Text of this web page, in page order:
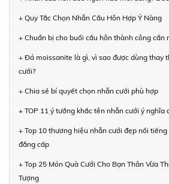
+ Quy Tắc Chọn Nhẫn Cầu Hôn Hợp Ý Nàng
+ Chuẩn bị cho buổi cầu hôn thành công cần
+ Đá moissanite là gì, vì sao được dùng thay
cưới?
+ Chia sẻ bí quyết chọn nhẫn cưới phù hợp
+ TOP 11 ý tưởng khắc tên nhẫn cưới ý nghĩa
+ Top 10 thương hiệu nhẫn cưới đẹp nổi tiếng
đẳng cấp
+ Top 25 Món Quà Cưới Cho Bạn Thân Vừa
Tượng